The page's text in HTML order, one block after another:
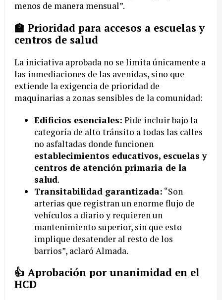
menos de manera mensual”.
🏫 Prioridad para accesos a escuelas y
centros de salud
La iniciativa aprobada no se limita únicamente a
las inmediaciones de las avenidas, sino que
extiende la exigencia de prioridad de
maquinarias a zonas sensibles de la comunidad:
Edificios esenciales: Pide incluir bajo la
categoría de alto tránsito a todas las calles
no asfaltadas donde funcionen
establecimientos educativos, escuelas y
centros de atención primaria de la
salud.
Transitabilidad garantizada: “Son
arterias que registran un enorme flujo de
vehículos a diario y requieren un
mantenimiento superior, sin que esto
implique desatender al resto de los
barrios”, aclaró Almada.
👍 Aprobación por unanimidad en el
HCD